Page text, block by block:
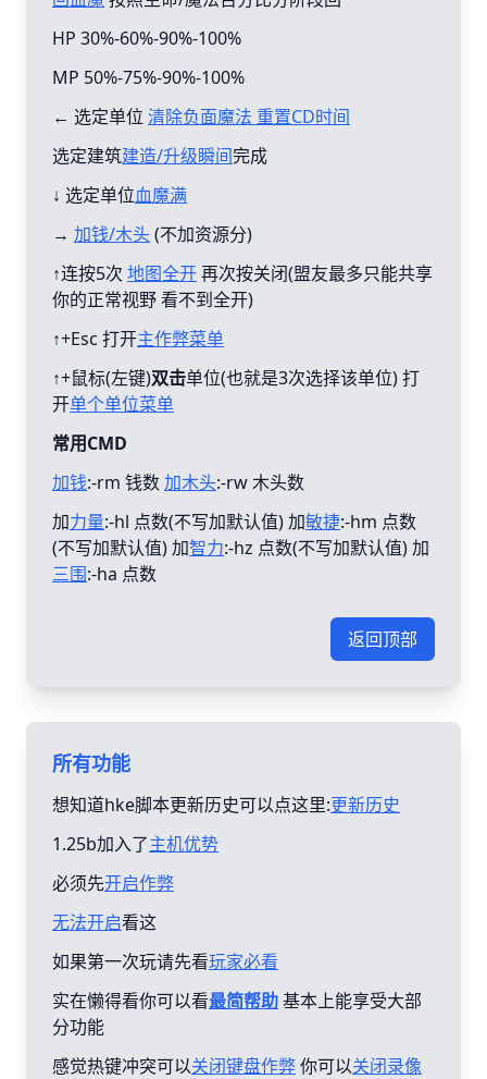
HP 30%-60%-90%-100%
MP 50%-75%-90%-100%
← 选定单位 清除负面魔法 重置CD时间
选定建筑建造/升级瞬间完成
↓ 选定单位血魔满
→ 加钱/木头(不加资源分)
↑连按5次 地图全开再次按关闭(盟友最多只能共享
你的正常视野 看不到全开)
↑+Esc 打开主作弊菜单
↑+鼠标(左键)双击单位(也就是3次选择该单位) 打
开单个单位菜单
常用CMD
加钱:-rm 钱数加木头:-rw 木头数
加力量:-hl 点数(不写加默认值) 加敏捷:-hm 点数
(不写加默认值) 加智力:-hz 点数(不写加默认值) 加
三围:-ha 点数
返回顶部
所有功能
想知道hke脚本更新历史可以点这里:更新历史
1.25b加入了主机优势
必须先开启作弊
无法开启看这
如果第一次玩请先看玩家必看
实在懒得看你可以看最简帮助基本上能享受大部
分功能
感觉热键冲突可以关闭键盘作弊你可以关闭录像